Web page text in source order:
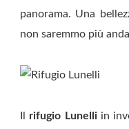
panorama. Una
non saremmo più
rifugio Lunelliin